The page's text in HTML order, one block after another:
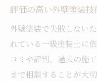
評価の高い外壁塗装
外壁塗装で失敗しない
れている一級塗装士に
コミや評判、過去の施
まで相談することが大切